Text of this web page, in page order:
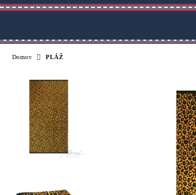
Domov PLÁŽ